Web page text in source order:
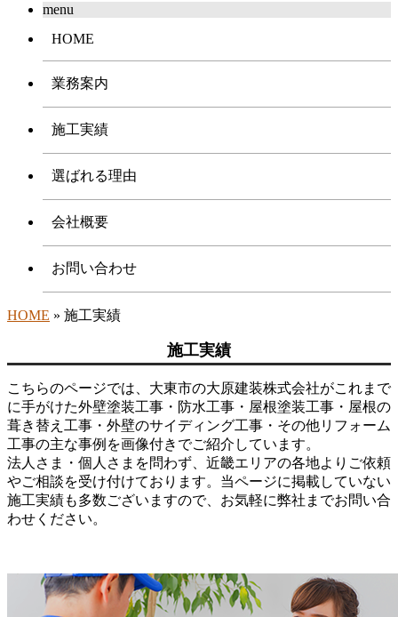
menu
HOME
業務案内
施工実績
選ばれる理由
会社概要
お問い合わせ
HOME » 施工実績
施工実績
こちらのページでは、大東市の大原建装株式会社がこれまで
に手がけた外壁塗装工事・防水工事・屋根塗装工事・屋根の
葺き替え工事・外壁のサイディング工事・その他リフォーム
工事の主な事例を画像付きでご紹介しています。
法人さま・個人さまを問わず、近畿エリアの各地よりご依頼
やご相談を受け付けております。当ページに掲載していない
施工実績も多数ございますので、お気軽に弊社までお問い合
わせください。